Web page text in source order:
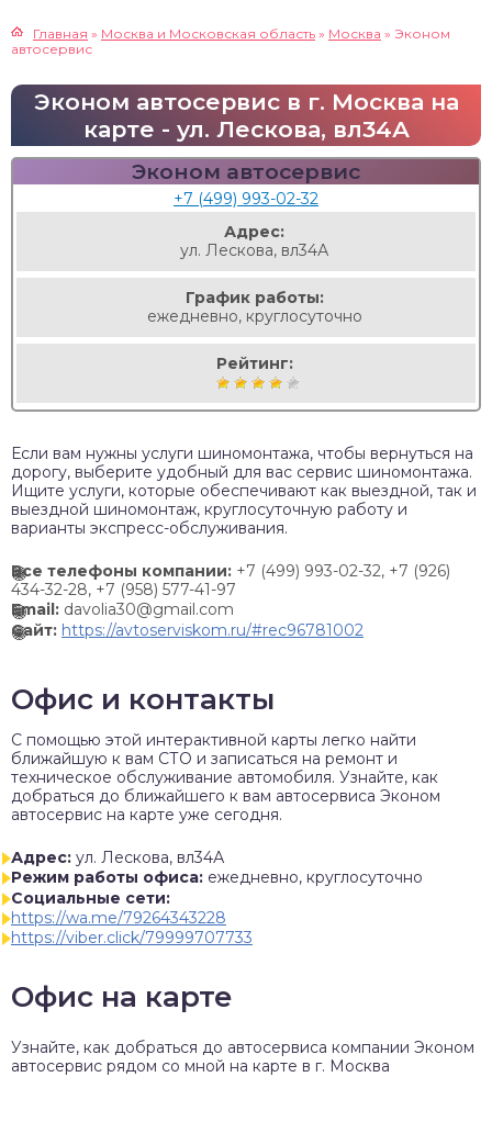
Главная » Москва и Московская область » Москва » Эконом
автосервис
Эконом автосервис в г. Москва на
карте - ул. Лескова, вл34А
Эконом автосервис
+7 (499) 993-02-32
Адрес:
ул. Лескова, вл34А
График работы:
ежедневно, круглосуточно
Рейтинг:
Если вам нужны услуги шиномонтажа, чтобы вернуться на
дорогу, выберите удобный для вас сервис шиномонтажа.
Ищите услуги, которые обеспечивают как выездной, так и
выездной шиномонтаж, круглосуточную работу и
варианты экспресс-обслуживания.
Все телефоны компании: +7 (499) 993-02-32, +7 (926)
434-32-28, +7 (958) 577-41-97
Email: davolia30@gmail.com
Сайт: https://avtoserviskom.ru/#rec96781002
Офис и контакты
C помощью этой интерактивной карты легко найти
ближайшую к вам СТО и записаться на ремонт и
техническое обслуживание автомобиля. Узнайте, как
добраться до ближайшего к вам автосервиса Эконом
автосервис на карте уже сегодня.
Адрес: ул. Лескова, вл34А
Режим работы офиса: ежедневно, круглосуточно
Социальные сети:
https://wa.me/79264343228
https://viber.click/79999707733
Офис на карте
Узнайте, как добраться до автосервиса компании Эконом
автосервис рядом со мной на карте в г. Москва